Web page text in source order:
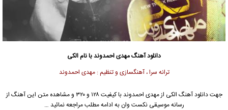
دانلود آهنگمهدی احمدوندبا نام الکی
ترانه سرا ، آهنگسازی و تنظیم : مهدی احمدوند
جهت دانلود آهنگ الکی ازمهدی احمدوند
با کیفیت ۱۲۸ و ۳۲۰ و مشاهده متن این آهنگ از
رسانه موسیقی نکست وان به ادامه مطلب مراجعه نمائید …